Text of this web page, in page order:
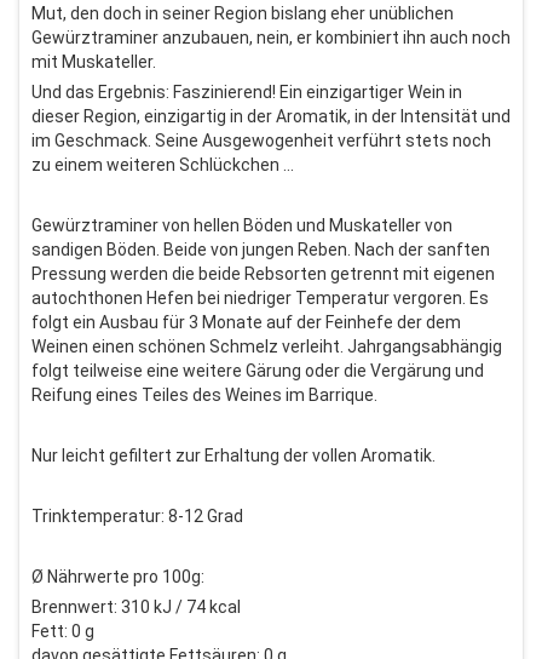
Mut, den doch in seiner Region bislang eher unüblichen
Gewürztraminer anzubauen, nein, er kombiniert ihn auch noch
mit Muskateller.
Und das Ergebnis: Faszinierend! Ein einzigartiger Wein in
dieser Region, einzigartig in der Aromatik, in der Intensität und
im Geschmack. Seine Ausgewogenheit verführt stets noch
zu einem weiteren Schlückchen ...
Gewürztraminer von hellen Böden und Muskateller von
sandigen Böden. Beide von jungen Reben. Nach der sanften
Pressung werden die beide Rebsorten getrennt mit eigenen
autochthonen Hefen bei niedriger Temperatur vergoren. Es
folgt ein Ausbau für 3 Monate auf der Feinhefe der dem
Weinen einen schönen Schmelz verleiht. Jahrgangsabhängig
folgt teilweise eine weitere Gärung oder die Vergärung und
Reifung eines Teiles des Weines im Barrique.
Nur leicht gefiltert zur Erhaltung der vollen Aromatik.
Trinktemperatur: 8-12 Grad
Ø Nährwerte pro 100g:
Brennwert: 310 kJ / 74 kcal
Fett: 0 g